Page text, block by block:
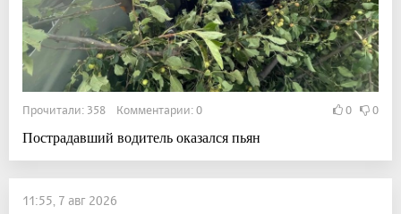
Прочитали: 358 Комментарии: 0 0 0
Пострадавший водитель оказался пьян
11:55, 7 авг 2026